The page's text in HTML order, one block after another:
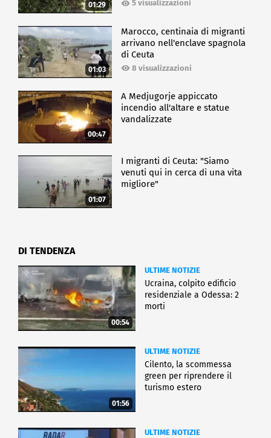
01:29 5 visualizzazioni
01:03
Marocco, centinaia di migranti
arrivano nell'enclave spagnola
di Ceuta
8 visualizzazioni
00:47
A Medjugorje appiccato
incendio all'altare e statue
vandalizzate
01:07
I migranti di Ceuta: "Siamo
venuti qui in cerca di una vita
migliore"
DI TENDENZA
00:54
ULTIME NOTIZIE
Ucraina, colpito edificio
residenziale a Odessa: 2
morti
01:56
ULTIME NOTIZIE
Cilento, la scommessa
green per riprendere il
turismo estero
ULTIME NOTIZIE